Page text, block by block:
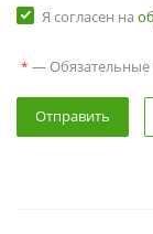
Я согласен на
* — Обязательные